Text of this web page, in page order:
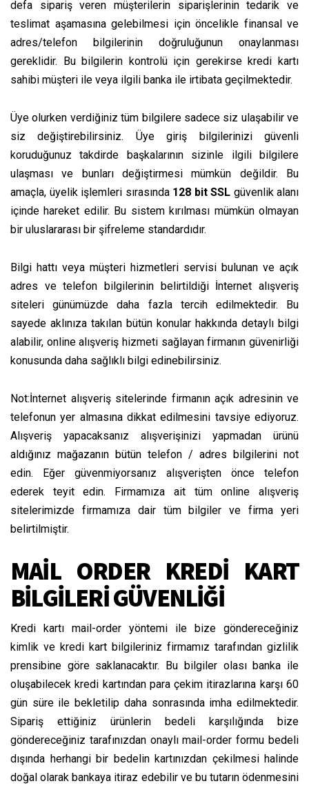
defa sipariş veren müşterilerin siparişlerinin tedarik ve
teslimat aşamasına gelebilmesi için öncelikle finansal ve
adres/telefon bilgilerinin doğruluğunun onaylanması
gereklidir. Bu bilgilerin kontrolü için gerekirse kredi kartı
sahibi müşteri ile veya ilgili banka ile irtibata geçilmektedir.
Üye olurken verdiğiniz tüm bilgilere sadece siz ulaşabilir ve
siz değiştirebilirsiniz. Üye giriş bilgilerinizi güvenli
koruduğunuz takdirde başkalarının sizinle ilgili bilgilere
ulaşması ve bunları değiştirmesi mümkün değildir. Bu
amaçla, üyelik işlemleri sırasında 128 bit SSL güvenlik alanı
içinde hareket edilir. Bu sistem kırılması mümkün olmayan
bir uluslararası bir şifreleme standardıdır.
Bilgi hattı veya müşteri hizmetleri servisi bulunan ve açık
adres ve telefon bilgilerinin belirtildiği İnternet alışveriş
siteleri günümüzde daha fazla tercih edilmektedir. Bu
sayede aklınıza takılan bütün konular hakkında detaylı bilgi
alabilir, online alışveriş hizmeti sağlayan firmanın güvenirliği
konusunda daha sağlıklı bilgi edinebilirsiniz.
Not:İnternet alışveriş sitelerinde firmanın açık adresinin ve
telefonun yer almasına dikkat edilmesini tavsiye ediyoruz.
Alışveriş yapacaksanız alışverişinizi yapmadan ürünü
aldığınız mağazanın bütün telefon / adres bilgilerini not
edin. Eğer güvenmiyorsanız alışverişten önce telefon
ederek teyit edin. Firmamıza ait tüm online alışveriş
sitelerimizde firmamıza dair tüm bilgiler ve firma yeri
belirtilmiştir.
MAİL ORDER KREDİ KART
BİLGİLERİ GÜVENLİĞİ
Kredi kartı mail-order yöntemi ile bize göndereceğiniz
kimlik ve kredi kart bilgileriniz firmamız tarafından gizlilik
prensibine göre saklanacaktır. Bu bilgiler olası banka ile
oluşabilecek kredi kartından para çekim itirazlarına karşı 60
gün süre ile bekletilip daha sonrasında imha edilmektedir.
Sipariş ettiğiniz ürünlerin bedeli karşılığında bize
göndereceğiniz tarafınızdan onaylı mail-order formu bedeli
dışında herhangi bir bedelin kartınızdan çekilmesi halinde
doğal olarak bankaya itiraz edebilir ve bu tutarın ödenmesini